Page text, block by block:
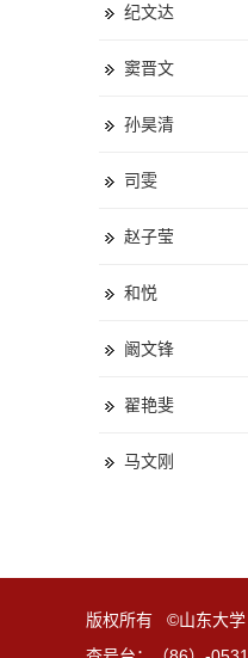
纪文达
窦晋文
孙昊清
司雯
赵子莹
和悦
阚文锋
翟艳斐
马文刚
版权所有 ©山东大